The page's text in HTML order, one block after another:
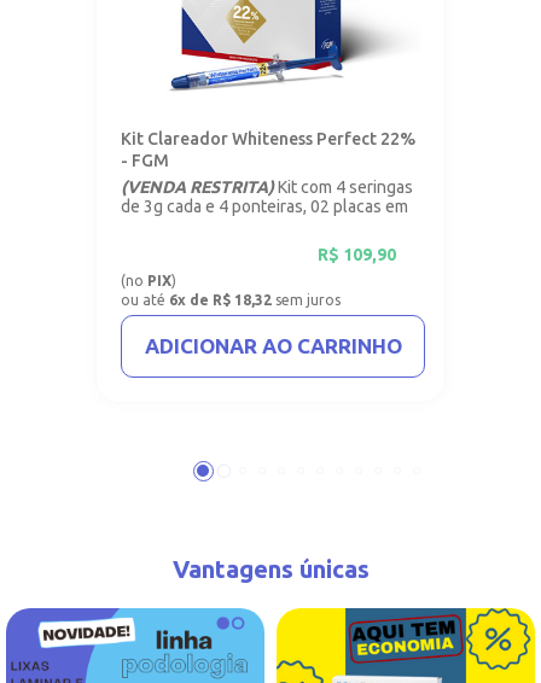
Kit Clareador Whiteness Perfect 22%
- FGM
(VENDA RESTRITA)Kit com 4 seringas
de 3g cada e 4 ponteiras, 02 placas em
R$ 109,90
(no PIX)
ou até 6x de R$ 18,32 sem juros
ADICIONAR AO CARRINHO
Vantagens únicas